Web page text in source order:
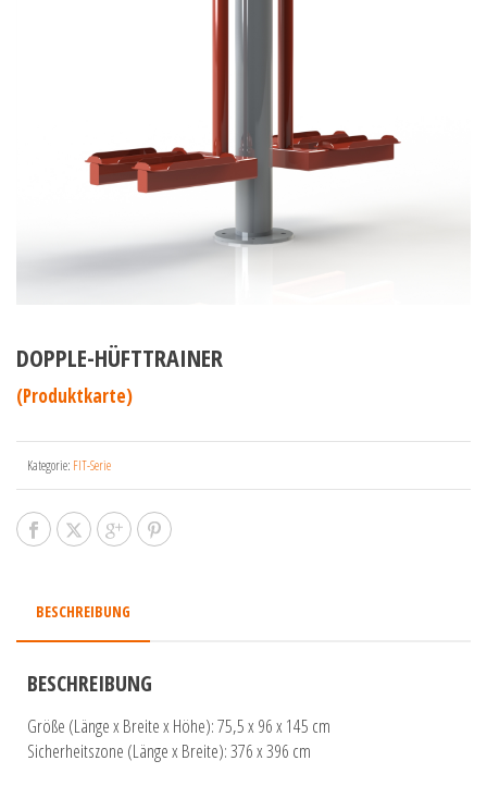
DOPPLE-HÜFTTRAINER
(Produktkarte)
Kategorie: FIT-Serie
BESCHREIBUNG
BESCHREIBUNG
Größe (Länge x Breite x Höhe): 75,5 x 96 x 145 cm
Sicherheitszone (Länge x Breite): 376 x 396 cm